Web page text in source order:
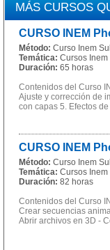
MÁS CURSOS
CURSO INEM
Método: Curso Inem
Temática: Cursos
Duración: 65 horas
Contenidos del Curso
Ajuste y corrección de
con capas 5. Efectos
CURSO INEM
Método: Curso Inem
Temática: Cursos
Duración: 82 horas
Contenidos del Curso
Crear secuencias
Abrir archivos en 3D -